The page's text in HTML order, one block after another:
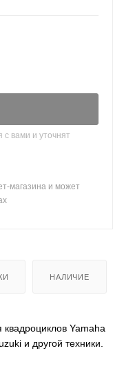
вами и уточнят
магазина и может
НАЛИЧИЕ
Yamaha
и другой техники.